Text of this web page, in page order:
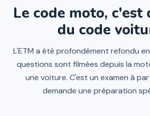
Le code moto,
du code
L'ETM a été profondément refondu
questions sont filmées depuis la
une voiture. C'est un examen à
demande une préparation